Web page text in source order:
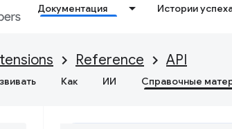
Документация Истории
Reference API
Как ИИ Справочные